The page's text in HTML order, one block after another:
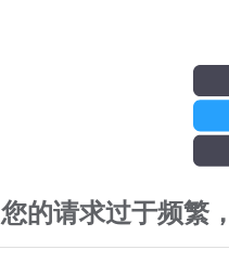
您的请求过于频繁